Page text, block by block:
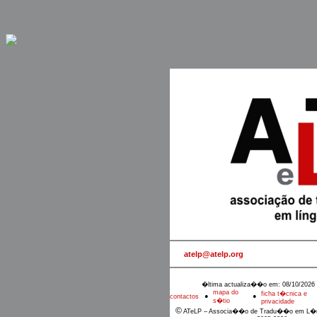
atelp@atelp.org
�ltima actualiza��o em: 08/10/2026
contactos
●
mapa do
s�tio
●
ficha t�cnica e
privacidade
© ATeLP – Associa��o de Tradu��o em